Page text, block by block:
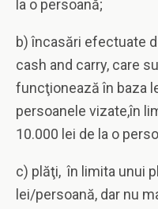
la o persoană;
b) încasări efectuate
cash and carry, care
funcţionează în baza
persoanele vizate,în
10.000 lei de la o
c) plăţi, în limita unui
lei/persoană, dar nu